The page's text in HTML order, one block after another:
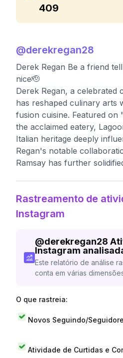
409
@derekregan28
Derek Regan Be a friend
nice🫡
Derek Regan, a celebrated
has reshaped culinary arts
fusion cuisine. Featured on
the acclaimed eatery,
Italian heritage deeply
Regan's notable
Ramsay has further
Rastreamento de
Instagram
@derekregan28
Instagram
Este relatório de análise
conta em várias
O que rastreia:
Novos Seguindo/
Atividade de Curtidas e